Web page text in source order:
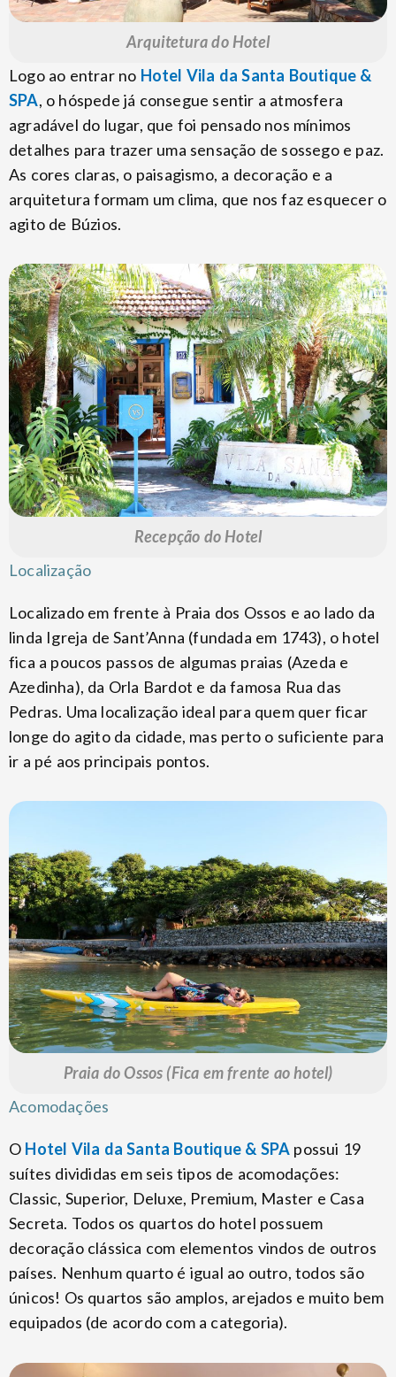
Arquitetura do Hotel
Logo ao entrar no Hotel Vila da Santa Boutique &
SPA, o hóspede já consegue sentir a atmosfera
agradável do lugar, que foi pensado nos mínimos
detalhes para trazer uma sensação de sossego e paz.
As cores claras, o paisagismo, a decoração e a
arquitetura formam um clima, que nos faz esquecer o
agito de Búzios.
Recepção do Hotel
Localização
Localizado em frente à Praia dos Ossos e ao lado da
linda Igreja de Sant’Anna (fundada em 1743), o hotel
fica a poucos passos de algumas praias (Azeda e
Azedinha), da Orla Bardot e da famosa Rua das
Pedras. Uma localização ideal para quem quer ficar
longe do agito da cidade, mas perto o suficiente para
ir a pé aos principais pontos.
Praia do Ossos (Fica em frente ao hotel)
Acomodações
O Hotel Vila da Santa Boutique & SPA possui 19
suítes divididas em seis tipos de acomodações:
Classic, Superior, Deluxe, Premium, Master e Casa
Secreta. Todos os quartos do hotel possuem
decoração clássica com elementos vindos de outros
países. Nenhum quarto é igual ao outro, todos são
únicos! Os quartos são amplos, arejados e muito bem
equipados (de acordo com a categoria).